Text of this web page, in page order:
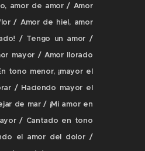
amor de amor / Amor
/ Amor de hiel, amor
/ Tengo un amor /
mayor / Amor llorado
tono menor, ¡mayor el
/ Haciendo mayor el
de mar / ¡Mi amor en
/ Cantado en tono
el amor del dolor /